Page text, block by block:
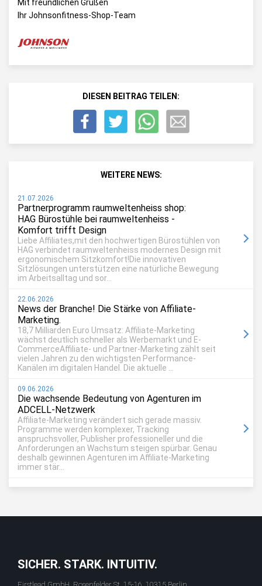
Mit freundlichen Grüßen
Ihr Johnsonfitness-Shop-Team
DIESEN BEITRAG TEILEN:
WEITERE NEWS:
21.07.2026
Partnerprogramm raumweltenheiss shop:
HAG Bürostühle bei raumweltenheiss -
Komfort trifft Design
Liebe Affiliates,mit den hochwertigen Bürostühlen von
HAG verbindet raumweltenheiss modernes Design mit
ergonomischem Sitzkomfort!Die innovativen
Sitzlösungen unterstützen eine natürliche Bewegung
im Arbeitsalltag und sor...
22.06.2026
News der Branche! Die Stärke von Affiliate-
Marketing.
18,7 Milliarden Euro Umsatz: Affiliate-Marketing
wächst deutlich schneller als Werbemarkt und E-
CommerceAffiliate- und Partner-Marketing zählt seit
vielen Jahren zu den wichtigsten Performance-
Kanälen im digitalen Handel. Die aktuelle ...
09.06.2026
Die wachsende Bedeutung von Agenturen im
ADCELL-Netzwerk
Affiliate-Marketing verändert sich gerade massiv.
Programme werden komplexer, Tracking
anspruchsvoller, Publisher professioneller und die
Anforderungen an Wachstum steigen spürbar. Genau
deshalb gewinnen Agenturen im Affiliate-Marketing
immer stär...
SICHER. STARK. INTUITIV.